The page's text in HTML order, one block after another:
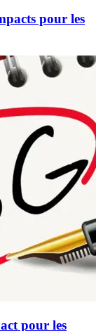
pour les
pour les